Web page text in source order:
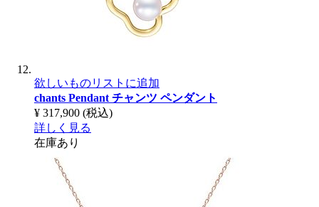
欲しいものリストに追加
chants Pendant チャンツ ペンダント
¥ 317,900 (税込)
詳しく見る
在庫あり